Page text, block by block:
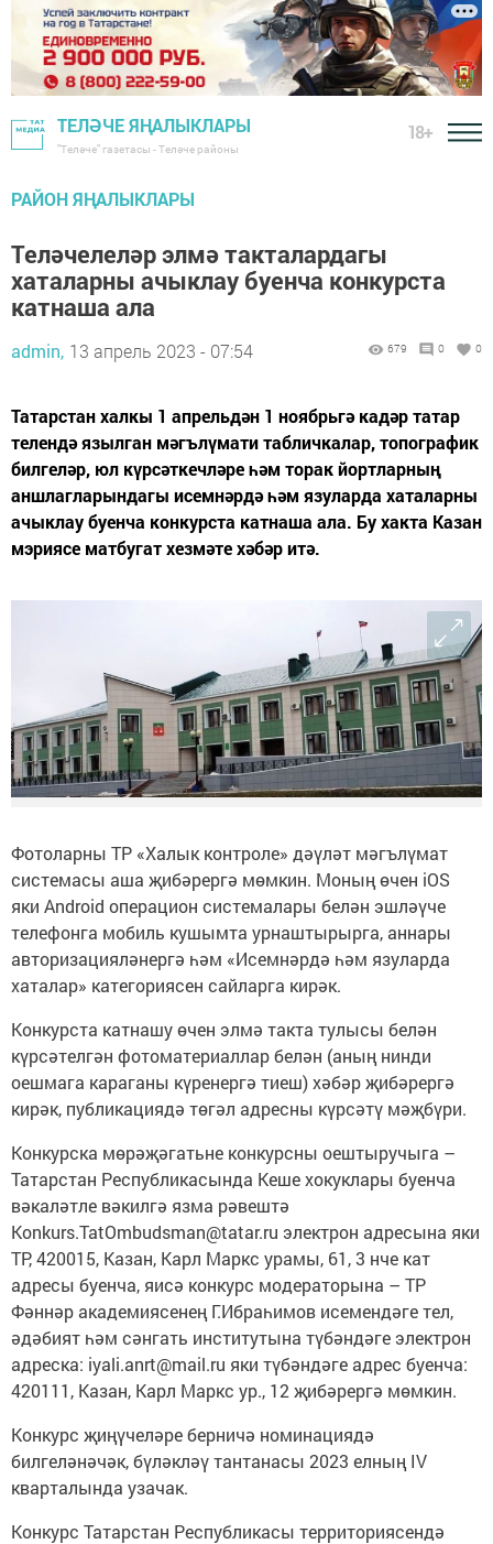
ТЕЛӘЧЕ ЯҢАЛЫКЛАРЫ
"Теләче" газетасы - Теләче районы
18+
РАЙОН ЯҢАЛЫКЛАРЫ
Теләчелеләр элмә такталардагы
хаталарны ачыклау буенча конкурста
катнаша ала
admin, 13 апрель 2023 - 07:54 679 0 0
Татарстан халкы 1 апрельдән 1 ноябрьгә кадәр татар
телендә язылган мәгълүмати табличкалар, топографик
билгеләр, юл күрсәткечләре һәм торак йортларның
аншлагларындагы исемнәрдә һәм язуларда хаталарны
ачыклау буенча конкурста катнаша ала. Бу хакта Казан
мэриясе матбугат хезмәте хәбәр итә.
Фотоларны ТР «Халык контроле» дәүләт мәгълүмат
системасы аша җибәрергә мөмкин. Моның өчен iOS
яки Android операцион системалары белән эшләүче
телефонга мобиль кушымта урнаштырырга, аннары
авторизацияләнергә һәм «Исемнәрдә һәм язуларда
хаталар» категориясен сайларга кирәк.
Конкурста катнашу өчен элмә такта тулысы белән
күрсәтелгән фотоматериаллар белән (аның нинди
оешмага караганы күренергә тиеш) хәбәр җибәрергә
кирәк, публикациядә төгәл адресны күрсәтү мәҗбүри.
Конкурска мөрәҗәгатьне конкурсны оештыручыга –
Татарстан Республикасында Кеше хокуклары буенча
вәкаләтле вәкилгә язма рәвештә
Konkurs.TatOmbudsman@tatar.ru электрон адресына яки
ТР, 420015, Казан, Карл Маркс урамы, 61, 3 нче кат
адресы буенча, яисә конкурс модераторына – ТР
Фәннәр академиясенең Г.Ибраһимов исемендәге тел,
әдәбият һәм сәнгать институтына түбәндәге электрон
адреска: iyali.anrt@mail.ru яки түбәндәге адрес буенча:
420111, Казан, Карл Маркс ур., 12 җибәрергә мөмкин.
Конкурс җиңүчеләре берничә номинациядә
билгеләнәчәк, бүләкләү тантанасы 2023 елның IV
кварталында узачак.
Конкурс Татарстан Республикасы территориясендә